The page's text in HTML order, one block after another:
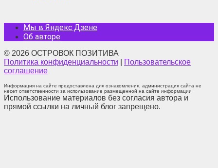
Мы в Яндекс Дзене
Об авторе
© 2026 ОСТРОВОК ПОЗИТИВА
Политика конфиденциальности
Пользовательское
соглашение
Информация на сайте предоставлена для ознакомления, администрация сайта не
несет ответственности за использование размещенной на сайте информации
Использование материалов без согласия автора и
прямой ссылки на личный блог запрещено.